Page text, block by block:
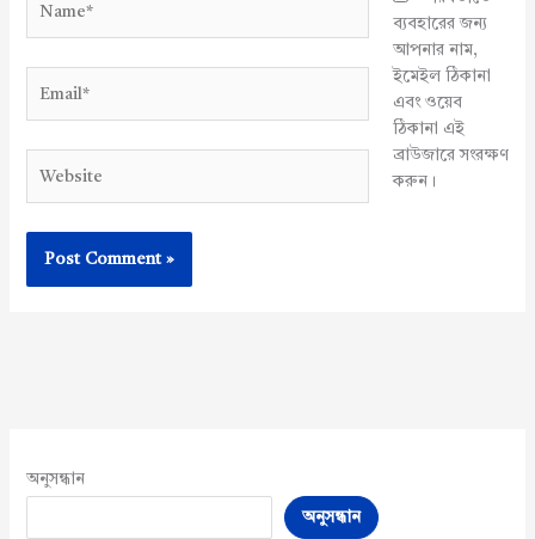
ব্যবহারের জন্য
আপনার নাম,
ইমেইল ঠিকানা
এবং ওয়েব
ঠিকানা এই
ব্রাউজারে সংরক্ষণ
করুন।
অনুসন্ধান
অনুসন্ধান